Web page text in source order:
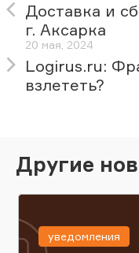
Доставка и
г. Аксарка
20 мая, 2024
Logirus.ru:
взлететь?
Другие
уведомления